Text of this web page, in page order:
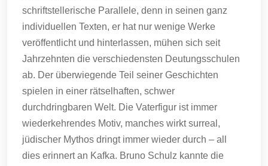
schriftstellerische Parallele, denn in seinen ganz
individuellen Texten, er hat nur wenige Werke
veröffentlicht und hinterlassen, mühen sich seit
Jahrzehnten die verschiedensten Deutungsschulen
ab. Der überwiegende Teil seiner Geschichten
spielen in einer rätselhaften, schwer
durchdringbaren Welt. Die Vaterfigur ist immer
wiederkehrendes Motiv, manches wirkt surreal,
jüdischer Mythos dringt immer wieder durch – all
dies erinnert an Kafka. Bruno Schulz kannte die